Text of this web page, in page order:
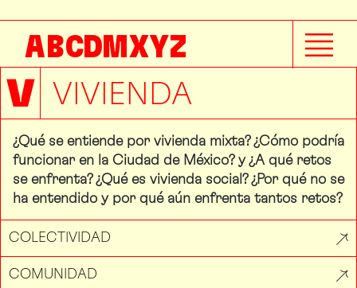
ABCDMXYZ
V VIVIENDA
¿Qué se entiende por vivienda mixta? ¿Cómo podría
funcionar en la Ciudad de México? y ¿A qué retos
se enfrenta? ¿Qué es vivienda social? ¿Por qué no se
ha entendido y por qué aún enfrenta tantos retos?
COLECTIVIDAD
COMUNIDAD